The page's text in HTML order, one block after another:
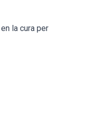
la cura per